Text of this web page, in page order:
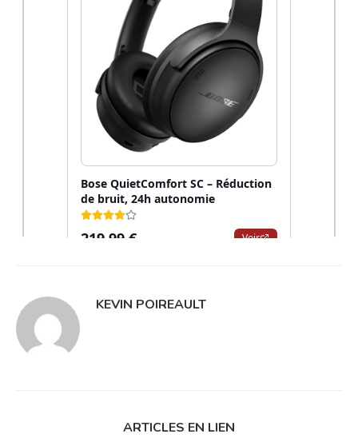
KEVIN POIREAULT
ARTICLES EN LIEN